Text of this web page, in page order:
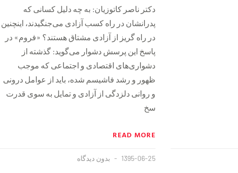
دکتر ناصر کاتوزیان: به چه دلیل کسانی که
پدرانشان در راه کسب آزادی می‌جنگیدند، اینچنین
در راه گریز از آزادی مشتاق هستند؟ «فروم» در
پاسخ این پرسش دشوار می‌گوید: گذشته از
دشواری‌های اقتصادی و اجتماعی که موجب
ظهور و رشد فاشیسم شده، باید از عوامل درونی
و روانی دلزدگی از آزادی و تمایل به سوی قدرت
سخ
READ MORE
1395-06-25 بدون دیدگاه